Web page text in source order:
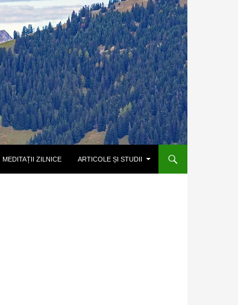
MEDITAȚII ZILNICE ARTICOLE ȘI STUDII